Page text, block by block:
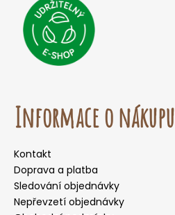
Informace o nákupu
Kontakt
Doprava a platba
Sledování objednávky
Nepřevzetí objednávky